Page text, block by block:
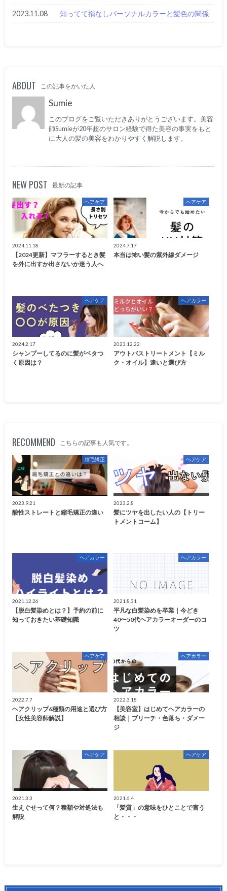
2023.11.08 知ってて損なしパーソナルカラーと髪色の関係
ABOUT この記事をかいた人
Sumie
このブログをご覧いただきありがとうございます。美容
師Sumieが20年超のサロン経験で得た美容の事実をもと
に大人の髪の美容をわかりやすく解説します。
NEW POST 最新の記事
ヘアケア
2024.11.18
【2024更新】マフラーするとき髪
を外に出すか出さないか迷う人へ
ヘアケア
2024.7.17
本当は怖い髪の紫外線ダメージ
ヘアケア
2024.2.17
シャンプーしてるのに髪がベタつ
く原因は？
ヘアカラー
2023.12.22
アウトバストリートメント【ミル
ク・オイル】違いと選び方
RECOMMEND こちらの記事も人気です。
縮毛矯正
2023.9.21
酸性ストレートと縮毛矯正の違い
ヘアケア
2023.2.8
髪にツヤを出したい人の【トリー
トメントコーム】
ヘアカラー
2021.12.26
【脱白髪染めとは？】予約の前に
知っておきたい基礎知識
ヘアカラー
2021.8.31
平凡な白髪染めを卒業｜今どき
40〜50代ヘアカラーオーダーのコ
ツ
ヘアケア
2022.7.7
ヘアクリップ6種類の用途と選び方
【女性美容師解説】
ヘアカラー
2022.3.18
【美容室】はじめてヘアカラーの
相談｜ブリーチ・色落ち・ダメー
ジ
ヘアケア
2021.3.3
生えぐせって何？種類や対処法も
解説
ヘアケア
2021.6.4
「髪質」の意味をひとことで言う
と・・・